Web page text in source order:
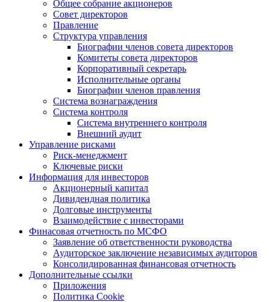
Общее собрание акционеров
Совет директоров
Правление
Структура управления
Биографии членов совета директоров
Комитеты совета директоров
Корпоративный секретарь
Исполнительные органы
Биографии членов правления
Система вознаграждения
Система контроля
Система внутреннего контроля
Внешний аудит
Управление рисками
Риск-менеджмент
Ключевые риски
Информация для инвесторов
Акционерный капитал
Дивидендная политика
Долговые инструменты
Взаимодействие с инвеcторами
Финасовая отчетность по МСФО
Заявление об ответственности руководства
Аудиторское заключение независимых аудиторов
Консолидированная финансовая отчетность
Дополнительные ссылки
Приложения
Политика Cookie